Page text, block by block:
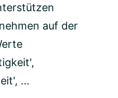
auf der
...